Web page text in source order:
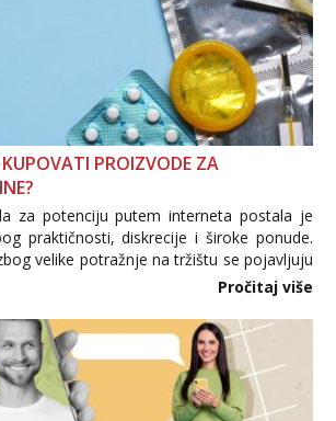
PROIZVODE ZA
za potenciju putem interneta postala je
praktičnosti, diskrecije i široke ponude.
velike potražnje na tržištu se pojavljuju
proizvodi, nepouzdane internetske
Pročitaj više